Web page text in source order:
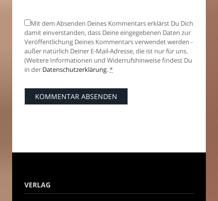
Mit dem Absenden Deines Kommentars erklärst Du Dich
damit einverstanden, dass Deine eingegebenen Daten zur
Veröffentlichung Deines Kommentars verwendet werden -
außer natürlich Deiner E-Mail-Adresse, die ist nur für uns.
(Weitere Informationen und Widerrufshinweise findest Du
in der Datenschutzerklärung.*
VERLAG